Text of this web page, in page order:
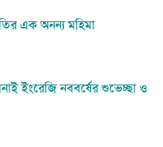
এক অনন্য মহিমা
ইংরেজি নববর্ষের শুভেচ্ছা ও